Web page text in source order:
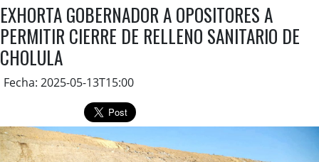
EXHORTA GOBERNADOR A OPOSITORES A
PERMITIR CIERRE DE RELLENO SANITARIO DE
CHOLULA
Fecha: 2025-05-13T15:00